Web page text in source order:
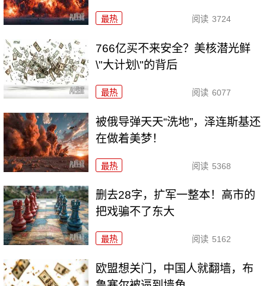
最热 阅读 3724
766亿买不来安全？美核潜光鲜
\"大计划\"的背后
最热 阅读 6077
被俄导弹天天“洗地”，泽连斯基还
在做着美梦！
最热 阅读 5368
删去28字，扩军一整本！高市的
把戏骗不了东大
最热 阅读 5162
欧盟想关门，中国人就翻墙，布